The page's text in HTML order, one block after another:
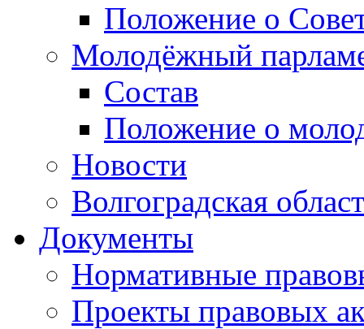
Положение о
Молодёжный
Состав
Положение о
Новости
Волгоградская
Документы
Нормативные
Проекты правовых